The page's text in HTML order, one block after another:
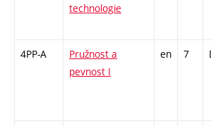
technologie
4PP-A
Pružnost a
pevnost I
en 7